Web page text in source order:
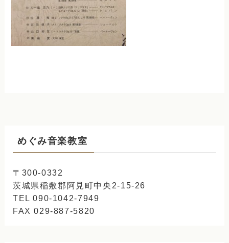
めぐみ音楽教室
〒300-0332
茨城県稲敷郡阿見町中央2-15-26
TEL 090-1042-7949
FAX 029-887-5820